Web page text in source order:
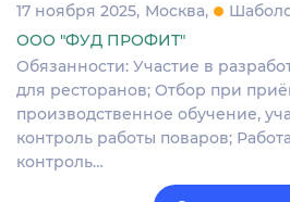
17 ноября 2025 Москва
ООО "ФУД ПРОФИТ"
Обязанности: Участие в
для ресторанов; Отбор при
производственное обучение,
контроль работы поваров;
контроль…